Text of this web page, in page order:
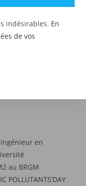
indésirables. En
de vos
ingénieur en
au BRGM
POLLUTANTS’DAY